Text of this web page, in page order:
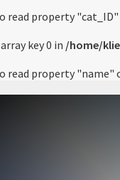
read property
key 0 in /home/
read property "name"